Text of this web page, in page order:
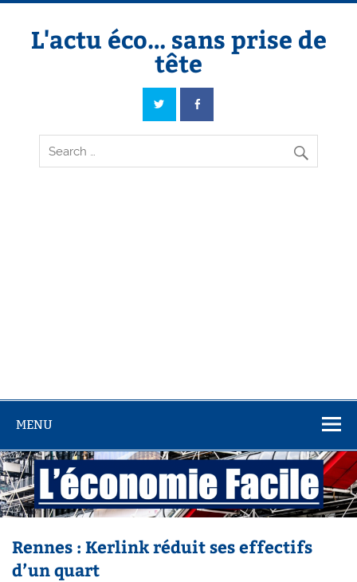
Skip
contentL'actu éco… sans prise de
tête
L'actu éco… sans prise de tête
MENU
Rennes : Kerlink réduit ses effectifs
d’un quart